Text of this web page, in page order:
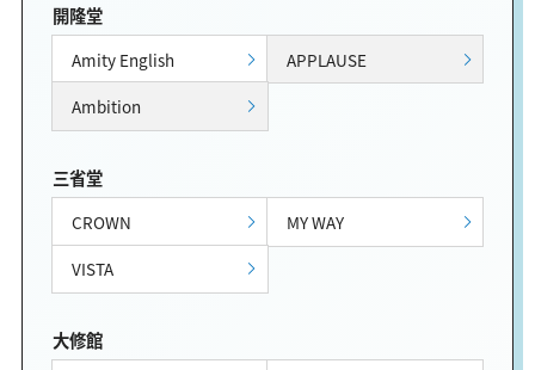
開隆堂
Amity English
APPLAUSE
Ambition
三省堂
CROWN
MY WAY
VISTA
大修館